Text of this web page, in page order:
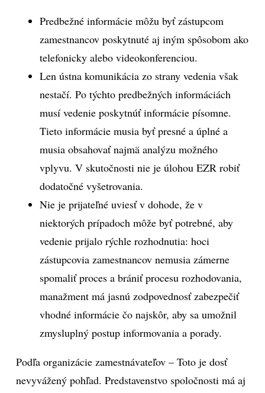
Predbežné informácie môžu byť zástupcom
zamestnancov poskytnuté aj iným spôsobom ako
telefonicky alebo videokonferenciou.
Len ústna komunikácia zo strany vedenia však
nestačí. Po týchto predbežných informáciách
musí vedenie poskytnúť informácie písomne.
Tieto informácie musia byť presné a úplné a
musia obsahovať najmä analýzu možného
vplyvu. V skutočnosti nie je úlohou EZR robiť
dodatočné vyšetrovania.
Nie je prijateľné uviesť v dohode, že v
niektorých prípadoch môže byť potrebné, aby
vedenie prijalo rýchle rozhodnutia: hoci
zástupcovia zamestnancov nemusia zámerne
spomaliť proces a brániť procesu rozhodovania,
manažment má jasnú zodpovednosť zabezpečiť
vhodné informácie čo najskôr, aby sa umožnil
zmysluplný postup informovania a porady.
Podľa organizácie zamestnávateľov – Toto je dosť
nevyvážený pohľad. Predstavenstvo spoločnosti má aj